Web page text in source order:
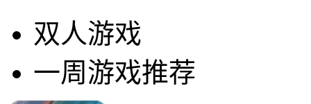
双人游戏
一周游戏推荐